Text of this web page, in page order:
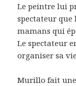
Le peintre lui
spectateur que
mamans qui
Le spectateur
organiser sa
Murillo fait